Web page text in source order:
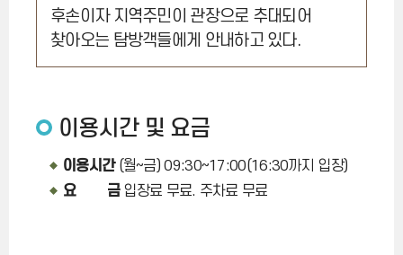
후손이자 지역주민이 관장으로 추대되어
찾아오는 탐방객들에게 안내하고 있다.
이용시간 및 요금
이용시간(월~금) 09:30~17:00(16:30까지 입장)
요 금입장료 무료. 주차료 무료